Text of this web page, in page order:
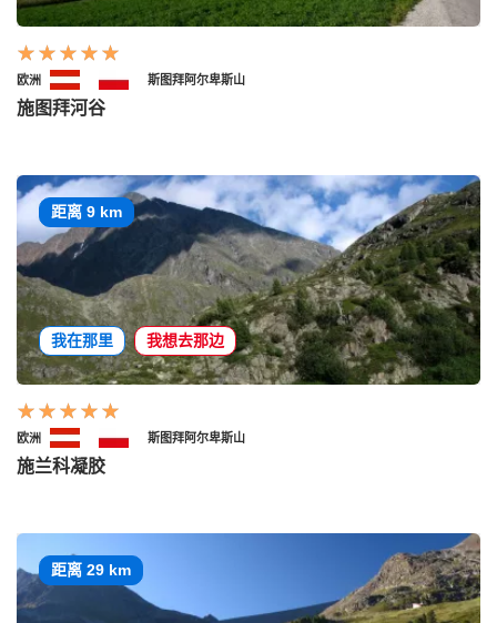
欧洲 斯图拜阿尔卑斯山
施图拜河谷
距离 9 km
我在那里 我想去那边
欧洲 斯图拜阿尔卑斯山
施兰科凝胶
距离 29 km